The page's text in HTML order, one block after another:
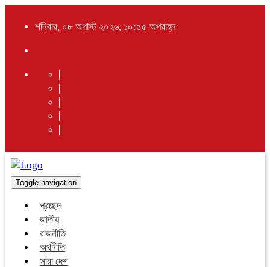
শনিবার, ০৮ অগাস্ট ২০২৬, ১০:৫৫ অপরাহ্ন
Toggle navigation
প্রচ্ছদ
জাতীয়
রাজনীতি
অর্থনীতি
সারা দেশ